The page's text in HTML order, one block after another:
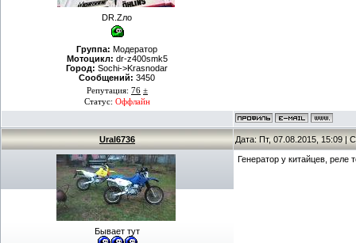
DR.Zло
Группа: Модератор
Мотоцикл: dr-z400smk5
Город: Sochi->Krasnodar
Сообщений: 3450
Репутация: 76 ±
Статус: Оффлайн
Ural6736 Дата: Пт, 07.08.2015, 15:09 |
Бывает тут
Генератор у китайцев, реле